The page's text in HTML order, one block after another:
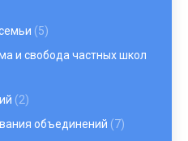
(5)
и свобода частных школ
(2)
объединений (7)